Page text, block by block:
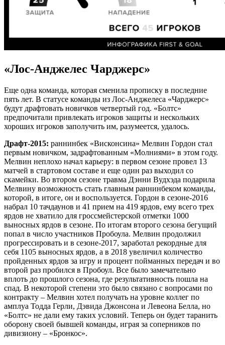
«Лос-Анджелес Чарджерс»
Еще одна команда, которая сменила прописку в последние
пять лет. В статусе команды из Лос-Анджелеса «Чарджерс»
будут драфтовать новичков четвертый год. «Болтс»
предпочитали привлекать игроков защиты и нескольких
хороших игроков заполучить им, разумеется, удалось.
Драфт-2015: раннинбек «Висконсина» Мелвин Гордон стал
первым новичком, задрафтованным «Молниями» в этом году.
Мелвин неплохо начал карьеру: в первом сезоне провел 13
матчей в стартовом составе и еще один раз выходил со
скамейки. Во втором сезоне травма Дэнни Вудхэда подарила
Мелвину возможность стать главным раннинбеком команды,
которой, в итоге, он и воспользуется. Гордон в сезоне-2016
набрал 10 тачдаунов и 41 прием на 419 ярдов, ему всего трех
ярдов не хватило для гроссмейстерской отметки 1000
выносных ярдов в сезоне. По итогам второго сезона бегущий
попал в число участников Пробоула. Мелвин продолжил
прогрессировать и в сезоне-2017, заработал рекордные для
себя 1105 выносных ярдов, а в 2018 увеличил количество
пройденных ярдов за игру и процент пойманных передач и во
второй раз пробился в Пробоул. Все было замечательно
вплоть до прошлого сезона, где результативность пошла на
спад. В некоторой степени это было связано с вопросами по
контракту – Мелвин хотел получать на уровне коллег по
амплуа Тодда Герли, Дэвида Джонсона и Левеона Белла, но
«Болтс» не дали ему таких условий. Теперь он будет таранить
оборону своей бывшей команды, играя за соперников по
дивизиону – «Бронкос».